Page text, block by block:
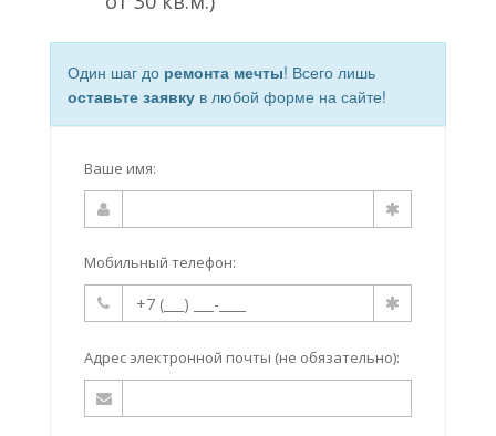
Один шаг до ремонта мечты! Всего лишь
оставьте заявку в любой форме на сайте!
Ваше имя:
Мобильный телефон:
Адрес электронной почты (не обязательно):